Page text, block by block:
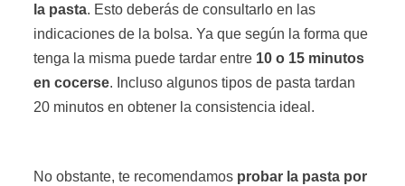
la pasta. Esto deberás de consultarlo en las
indicaciones de la bolsa. Ya que según la forma que
tenga la misma puede tardar entre 10 o 15 minutos
en cocerse. Incluso algunos tipos de pasta tardan
20 minutos en obtener la consistencia ideal.
No obstante, te recomendamos probar la pasta por